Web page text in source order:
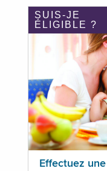
SUIS-JE
ÉLIGIBLE ?
Effectuez